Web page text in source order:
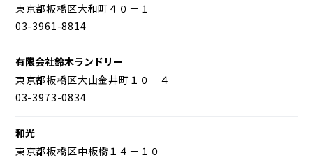
東京都板橋区大和町４０－１
03-3961-8814
有限会社鈴木ランドリー
東京都板橋区大山金井町１０－４
03-3973-0834
和光
東京都板橋区中板橋１４－１０